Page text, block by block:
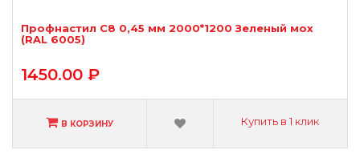
Профнастил С8 0,45 мм 2000*1200 Зеленый мох
(RAL 6005)
1450.00 ₽
В КОРЗИНУ Купить в 1 клик